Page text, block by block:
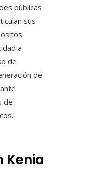
públicas
sus
a
de
de
de
Kenia